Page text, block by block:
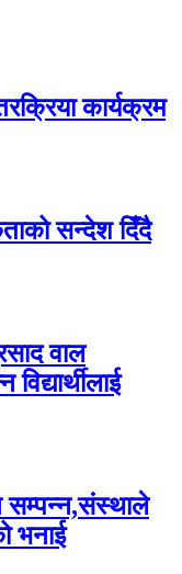
कार्यक्रम
सन्देश दिँदै
वाल
सम्पन्न,संस्थाले
भनाई